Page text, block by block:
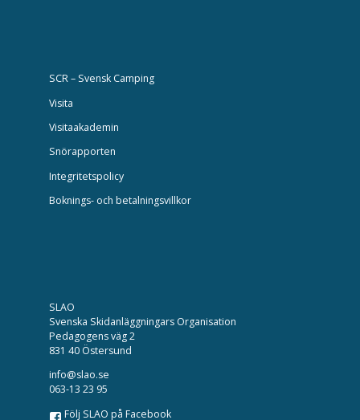
SCR – Svensk Camping
Visita
Visitaakademin
Snörapporten
Integritetspolicy
Boknings- och betalningsvillkor
SLAO
Svenska Skidanläggningars Organisation
Pedagogens väg 2
831 40 Östersund
info@slao.se
063-13 23 95
Följ SLAO på Facebook